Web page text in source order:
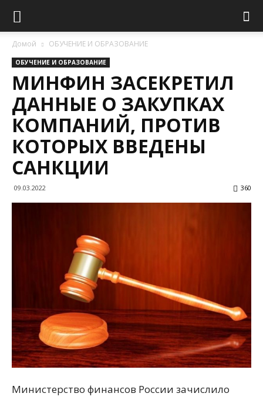
Домой ОБУЧЕНИЕ И ОБРАЗОВАНИЕ
ОБУЧЕНИЕ И ОБРАЗОВАНИЕ
МИНФИН ЗАСЕКРЕТИЛ
ДАННЫЕ О ЗАКУПКАХ
КОМПАНИЙ, ПРОТИВ
КОТОРЫХ ВВЕДЕНЫ
САНКЦИИ
09.03.2022 360
Министерство финансов России зачислило